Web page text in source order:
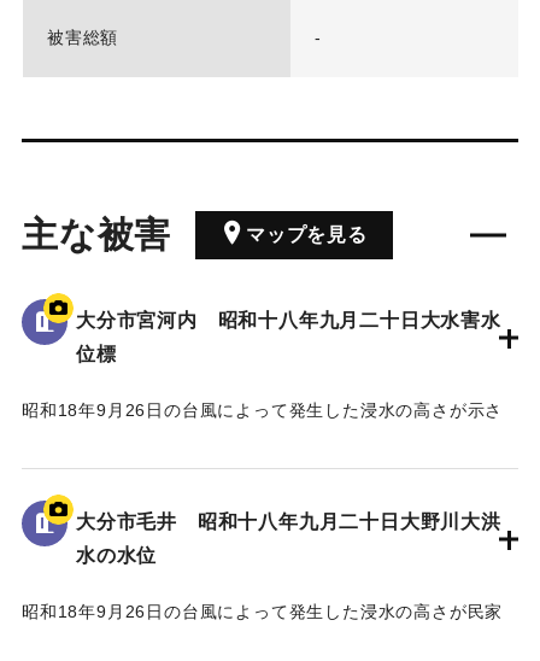
被害総額 -
主な被害 マップを見る
大分市宮河内 昭和十八年九月二十日大水害水
位標
昭和18年9月26日の台風によって発生した浸水の高さが示さ
水位は看板の上にある水平の棒の位置であり、地面から3.5 m
の高さがある。
｜固有コード:00481082
大分市毛井 昭和十八年九月二十日大野川大洪
水の水位
昭和18年9月26日の台風によって発生した浸水の高さが民家